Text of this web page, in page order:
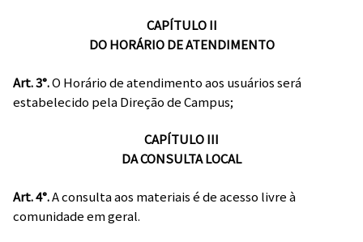
CAPÍTULO II
DO HORÁRIO DE ATENDIMENTO
Art. 3°.O Horário de atendimento aos usuários será
estabelecido pela Direção de Campus;
CAPÍTULO III
DA CONSULTA LOCAL
Art. 4°.A consulta aos materiais é de acesso livre à
comunidade em geral.